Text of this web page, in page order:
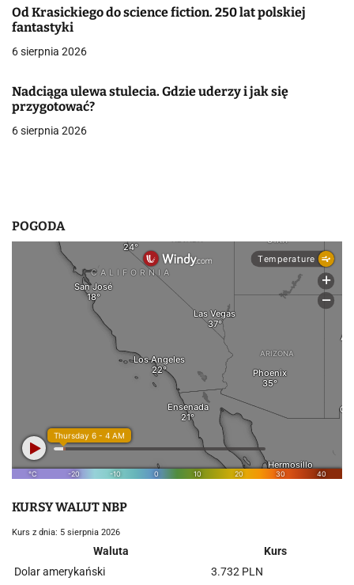
w
p
i
s
Od Krasickiego do science fiction. 250 lat polskiej
fantastyki
6 sierpnia 2026
Nadciąga ulewa stulecia. Gdzie uderzy i jak się
przygotować?
6 sierpnia 2026
POGODA
KURSY WALUT NBP
Kurs z dnia: 5 sierpnia 2026
Waluta
Kurs
Dolar amerykański
3.732 PLN